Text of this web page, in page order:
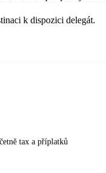
k dispozici delegát.
tax a příplatků